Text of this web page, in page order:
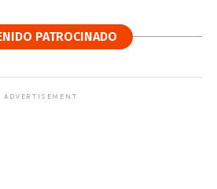
PATROCINADO
ADVERTISEMENT